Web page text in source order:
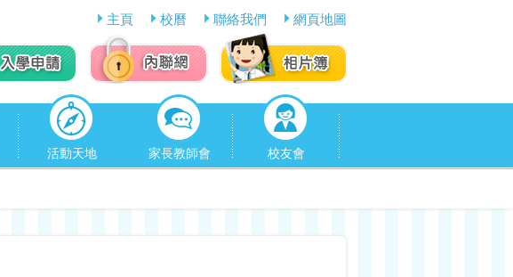
主頁 校曆 聯絡我們 網頁地圖
活動天地 家長教師會 校友會